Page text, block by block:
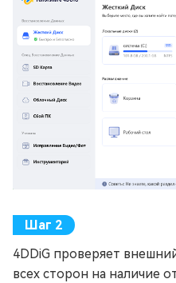
4DDiG проверяет
всех сторон на наличие